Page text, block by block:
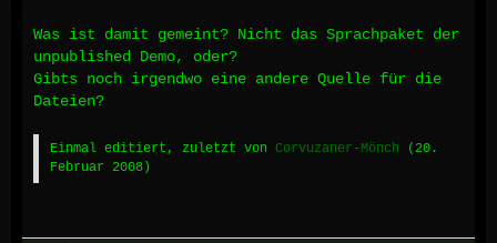
Was ist damit gemeint? Nicht das Sprachpaket der
unpublished Demo, oder?
Gibts noch irgendwo eine andere Quelle für die
Dateien?
Einmal editiert, zuletzt von Corvuzaner-Mönch (20.
Februar 2008 )